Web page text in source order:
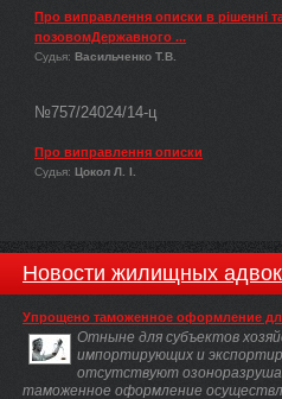
Про виправлення описки в рішенні
позовомДержавного ...
Судья: Васильченко Т.В.
№757/24024/14-ц
Про виправлення описки
Судья: Цокол Л. І.
Новости жилищных
Упрощено таможенное оформление
Отныне для субъектов
импортирующих и
отсутствуют
таможенное оформление